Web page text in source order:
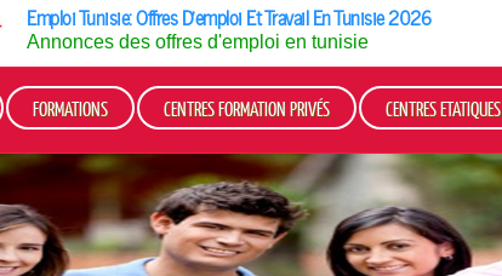
Emploi Tunisie: Offres D'emploi Et Travail En Tunisie 2026
Annonces des offres d'emploi en tunisie
FORMATIONS CENTRES FORMATION PRIVÉS CENTRES ETATIQUES